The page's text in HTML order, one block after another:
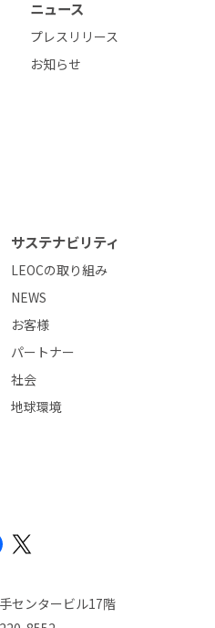
ニュース
プレスリリース
お知らせ
サステナビリティ
LEOCの取り組み
NEWS
お客様
パートナー
社会
地球環境
センタービル17階